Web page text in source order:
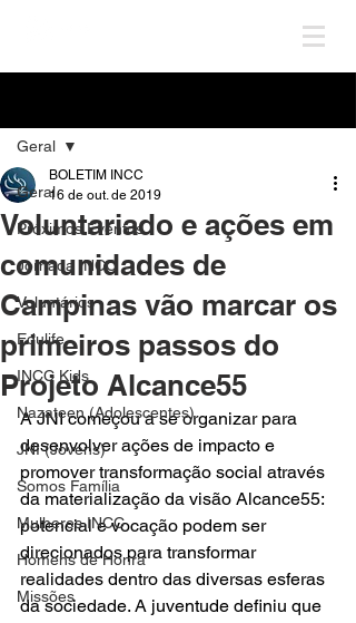
Geral
Próximos Eventos
Jornada INCC
Voluntários
Edulife
INCC Kids
Nazateen (Adolescentes)
JNI (Jovens)
Somos Família
Mulheres INCC
Homens de Honra
Missões
Geral
Voluntariado e ações em
comunidades de
Campinas vão marcar os
primeiros passos do
Projeto Alcance55
BOLETIM INCC
16 de out. de 2019
A JNI começou a se organizar para
desenvolver ações de impacto e
promover transformação social através
da materialização da visão Alcance55:
potencial e vocação podem ser
direcionados para transformar
realidades dentro das diversas esferas
da sociedade. A juventude definiu que